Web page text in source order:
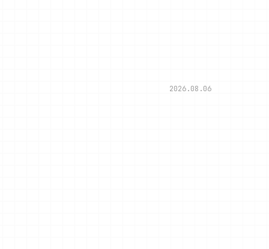
2026.08.06